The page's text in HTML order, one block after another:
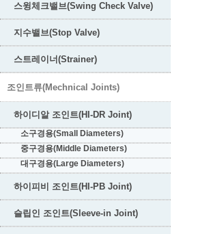
스윙체크밸브(Swing Check Valve)
지수밸브(Stop Valve)
스트레이너(Strainer)
조인트류(Mechnical Joints)
하이디알 조인트(HI-DR Joint)
소구경용(Small Diameters)
중구경용(Middle Diameters)
대구경용(Large Diameters)
하이피비 조인트(HI-PB Joint)
슬립인 조인트(Sleeve-in Joint)